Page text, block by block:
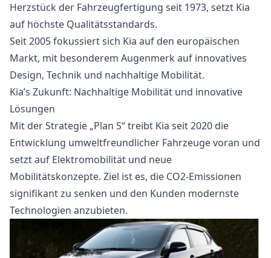
Herzstück der Fahrzeugfertigung seit 1973, setzt Kia
auf höchste Qualitätsstandards.
Seit 2005 fokussiert sich Kia auf den europäischen
Markt, mit besonderem Augenmerk auf innovatives
Design, Technik und nachhaltige Mobilität.
Kia’s Zukunft: Nachhaltige Mobilität und innovative
Lösungen
Mit der Strategie „Plan S“ treibt Kia seit 2020 die
Entwicklung umweltfreundlicher Fahrzeuge voran und
setzt auf Elektromobilität und neue
Mobilitätskonzepte. Ziel ist es, die CO2-Emissionen
signifikant zu senken und den Kunden modernste
Technologien anzubieten.